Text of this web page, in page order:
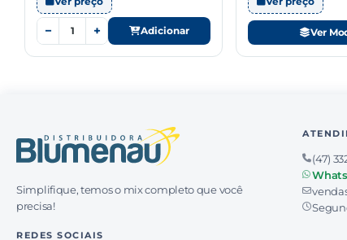
− + Adicionar Ver
Simplifique, temos o mix completo que você
precisa!
REDES SOCIAIS
(47)